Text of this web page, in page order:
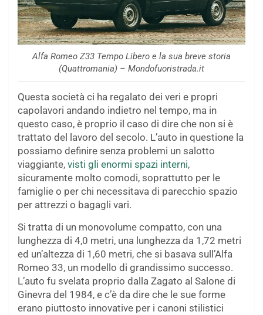
Alfa Romeo Z33 Tempo Libero e la sua breve storia
(Quattromania) – Mondofuoristrada.it
Questa società ci ha regalato dei veri e propri
capolavori andando indietro nel tempo, ma in
questo caso, è proprio il caso di dire che non si è
trattato del lavoro del secolo. L’auto in questione la
possiamo definire senza problemi un salotto
viaggiante, visti gli enormi spazi interni,
sicuramente molto comodi, soprattutto per le
famiglie o per chi necessitava di parecchio spazio
per attrezzi o bagagli vari.
Si tratta di un monovolume compatto, con una
lunghezza di 4,0 metri, una lunghezza da 1,72 metri
ed un’altezza di 1,60 metri, che si basava sull’Alfa
Romeo 33, un modello di grandissimo successo.
L’auto fu svelata proprio dalla Zagato al Salone di
Ginevra del 1984, e c’è da dire che le sue forme
erano piuttosto innovative per i canoni stilistici